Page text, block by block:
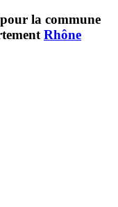
la commune
Rhône